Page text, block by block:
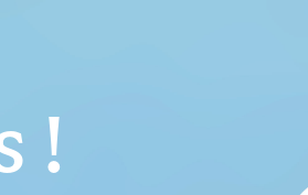
!